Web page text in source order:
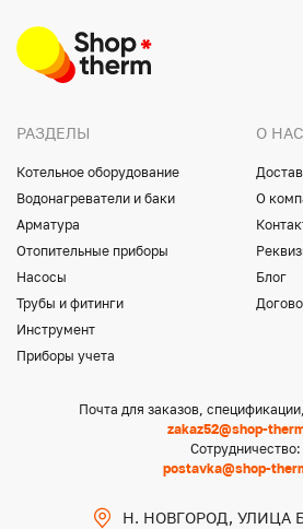
РАЗДЕЛЫ
Котельное оборудование
Водонагреватели и баки
Арматура
Отопительные приборы
Насосы
Трубы и фитинги
Инструмент
Приборы учета
О НАС
О
Блог
Почта для заказов,
zakaz52@shop-
Сотрудничество:
postavka@shop-
Н. НОВГОРОД, УЛИЦА